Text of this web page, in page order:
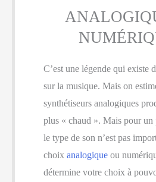
C’est une légende qui existe
sur la musique. Mais on
synthétiseurs analogiques
plus « chaud ». Mais pour un
le type de son n’est pas
choix analogique ou
détermine votre choix à